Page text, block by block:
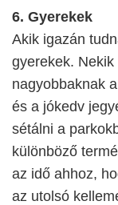
6. Gyerekek
Akik igazán
gyerekek.
nagyobbaknak
és a jókedv
sétálni a
különböző
az idő ahhoz,
az utolsó